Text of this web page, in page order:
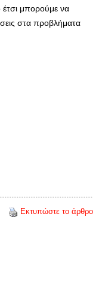
έτσι μπορούμε να
στα προβλήματα
Εκτυπώστε το άρθρο